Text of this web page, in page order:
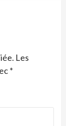
Les
*